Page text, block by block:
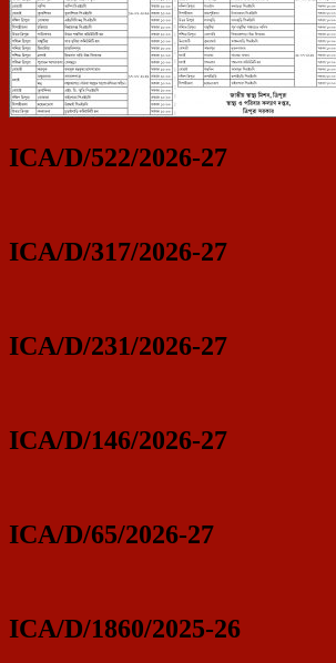
ICA/D/522/2026-27
ICA/D/317/2026-27
ICA/D/231/2026-27
ICA/D/146/2026-27
ICA/D/65/2026-27
ICA/D/1860/2025-26